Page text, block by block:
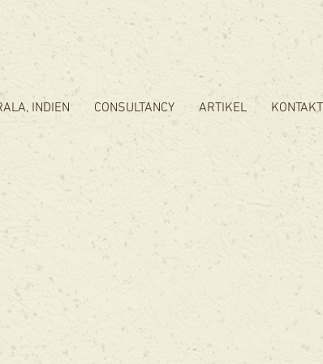
INDIEN CONSULTANCY ARTIKEL KONTAKT